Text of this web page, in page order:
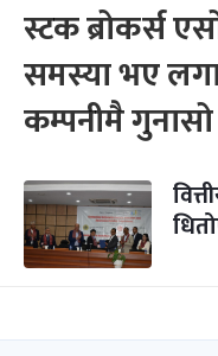
स्टक ब्रोकर्स
समस्या भए
कम्पनीमै गुनासो